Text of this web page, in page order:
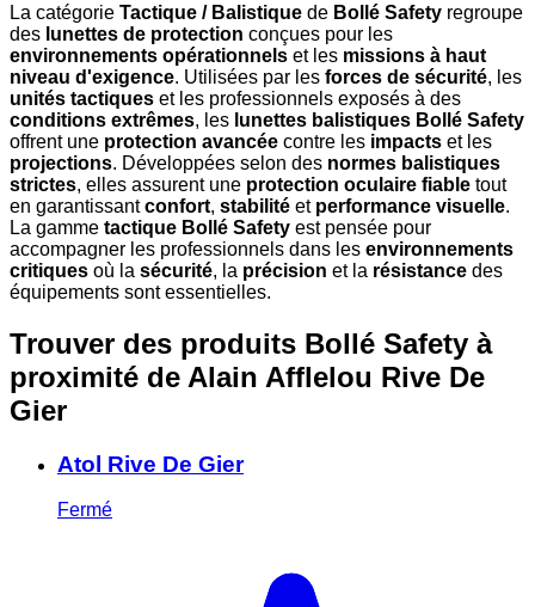
La catégorie Tactique / Balistique de Bollé Safety regroupe
des lunettes de protection conçues pour les
environnements opérationnels et les missions à haut
niveau d'exigence. Utilisées par les forces de sécurité, les
unités tactiques et les professionnels exposés à des
conditions extrêmes, les lunettes balistiques Bollé Safety
offrent une protection avancée contre les impacts et les
projections. Développées selon des normes balistiques
strictes, elles assurent une protection oculaire fiable tout
en garantissantconfort, stabilité et performance visuelle.
La gamme tactique Bollé Safety est pensée pour
accompagner les professionnels dans les environnements
critiques où la sécurité, la précision et la résistance des
équipements sont essentielles.
Trouver des produits Bollé Safety à
proximité de Alain Afflelou Rive De
Gier
Atol Rive De Gier
Fermé